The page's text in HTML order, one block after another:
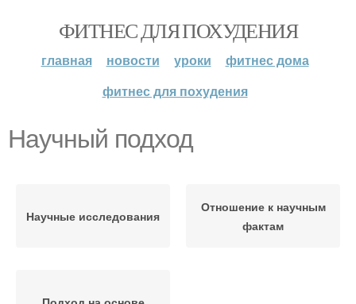
ФИТНЕС ДЛЯ ПОХУДЕНИЯ
главная новости уроки
фитнес дома
фитнес для похудения
Научный подход
Научные исследования
Отношение к научным
фактам